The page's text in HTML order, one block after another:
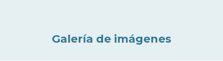
Galería de imágenes